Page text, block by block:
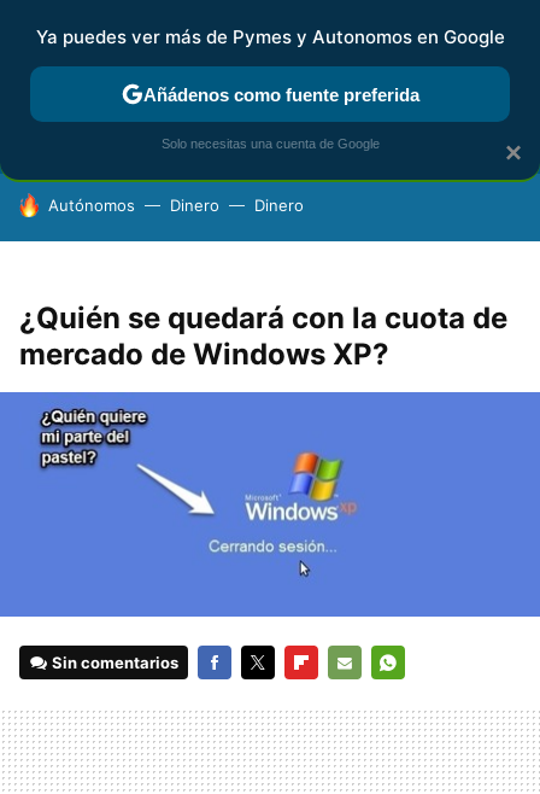
FISCALIDAD Y CONTABILIDAD KIT DIGITAL RENTA
HOY SE HABLA DE
Autónomos Dinero Dinero
¿Quién se quedará con la cuota de
mercado de Windows XP?
Sin comentarios
MAIL
×
Ya puedes ver más de Pymes y Autonomos en Google
Añádenos como fuente preferida
Solo necesitas una cuenta de Google